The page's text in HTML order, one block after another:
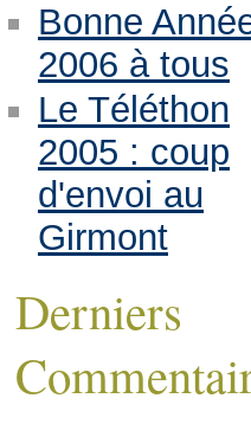
Bonne
2006 à tous
Le Téléthon
2005 : coup
d'envoi au
Girmont
Derniers